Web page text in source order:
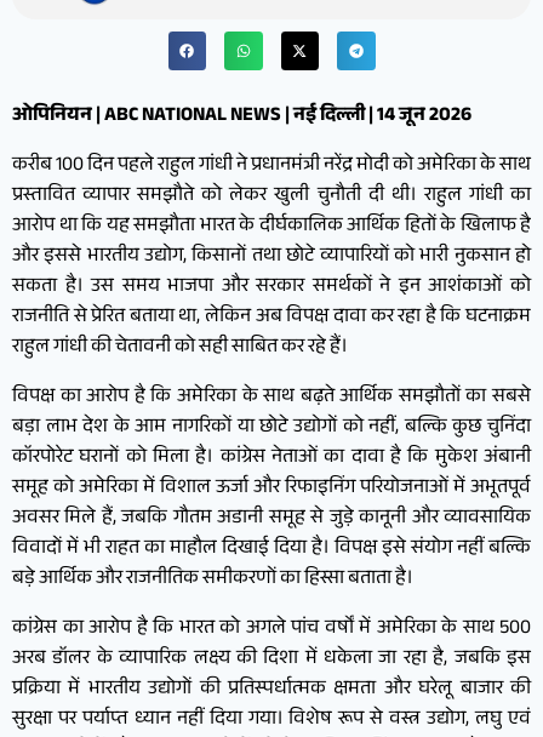
ओपिनियन | ABC NATIONAL NEWS | नई दिल्ली | 14 जून 2026
करीब 100 दिन पहले राहुल गांधी ने प्रधानमंत्री नरेंद्र मोदी को अमेरिका के साथ
प्रस्तावित व्यापार समझौते को लेकर खुली चुनौती दी थी। राहुल गांधी का
आरोप था कि यह समझौता भारत के दीर्घकालिक आर्थिक हितों के खिलाफ है
और इससे भारतीय उद्योग, किसानों तथा छोटे व्यापारियों को भारी नुकसान हो
सकता है। उस समय भाजपा और सरकार समर्थकों ने इन आशंकाओं को
राजनीति से प्रेरित बताया था, लेकिन अब विपक्ष दावा कर रहा है कि घटनाक्रम
राहुल गांधी की चेतावनी को सही साबित कर रहे हैं।
विपक्ष का आरोप है कि अमेरिका के साथ बढ़ते आर्थिक समझौतों का सबसे
बड़ा लाभ देश के आम नागरिकों या छोटे उद्योगों को नहीं, बल्कि कुछ चुनिंदा
कॉरपोरेट घरानों को मिला है। कांग्रेस नेताओं का दावा है कि मुकेश अंबानी
समूह को अमेरिका में विशाल ऊर्जा और रिफाइनिंग परियोजनाओं में अभूतपूर्व
अवसर मिले हैं, जबकि गौतम अडानी समूह से जुड़े कानूनी और व्यावसायिक
विवादों में भी राहत का माहौल दिखाई दिया है। विपक्ष इसे संयोग नहीं बल्कि
बड़े आर्थिक और राजनीतिक समीकरणों का हिस्सा बताता है।
कांग्रेस का आरोप है कि भारत को अगले पांच वर्षों में अमेरिका के साथ 500
अरब डॉलर के व्यापारिक लक्ष्य की दिशा में धकेला जा रहा है, जबकि इस
प्रक्रिया में भारतीय उद्योगों की प्रतिस्पर्धात्मक क्षमता और घरेलू बाजार की
सुरक्षा पर पर्याप्त ध्यान नहीं दिया गया। विशेष रूप से वस्त्र उद्योग, लघु एवं